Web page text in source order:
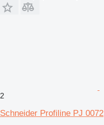
2
Schneider Profiline PJ 0072